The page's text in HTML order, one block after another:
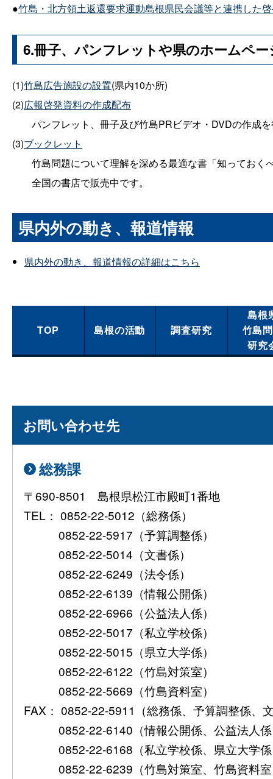
●竹島・北方領土返還要求運動島根県民会議等と連携した
6.冊子、パンフレットや県のホームペ
(1)竹島広告施設の設置(県内10か所)
(2)広報啓発資料の作成配布
パンフレット、冊子及び竹島PRビデオ・DVDの作成
(3)ブックレット
竹島問題について理解を深める最適な書「知ってお
全国の書店で販売中です。
県内外の動き、報道情報
県内外の動き、報道情報の詳細はこちら
TOP 島根の活動 調査研究
島根
竹島
研究
お問い合わせ先
総務課
〒690-8501 島根県松江市殿町1番地
TEL： 0852-22-5012（総務係）
0852-22-5917（予算調整係）
0852-22-5014（文書係）
0852-22-6249（法令係）
0852-22-6139（情報公開係）
0852-22-6966（公益法人係）
0852-22-5017（私立学校係）
0852-22-5015（県立大学係）
0852-22-6122（竹島対策室）
0852-22-5669（竹島資料室）
FAX： 0852-22-5911（総務係、予算調整係、
0852-22-6140（情報公開係、公益法人
0852-22-6168（私立学校係、県立大学
0852-22-6239（竹島対策室、竹島資料